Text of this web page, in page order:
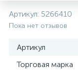
Артикул: 5266410
Пока нет отзывов
Артикул
Торговая марка